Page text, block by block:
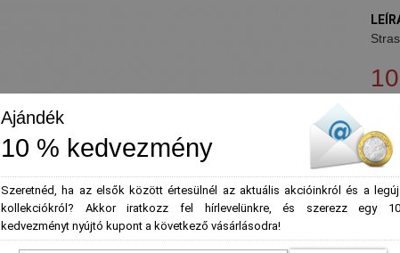
* Szín
Ajándék
10 % kedvezmény
Szeretnéd, ha az elsők között értesülnél az aktuális akcióinkról és a
kollekciókról? Akkor iratkozz fel hírlevelünkre, és szerezz egy
kedvezményt nyújtó kupont a következő vásárlásodra!